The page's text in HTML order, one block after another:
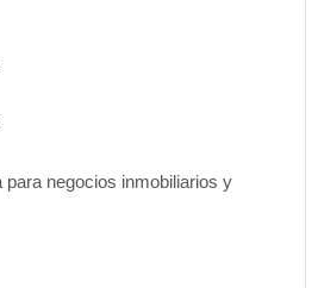
para negocios inmobiliarios y